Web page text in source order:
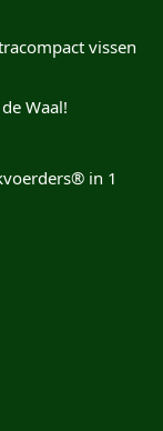
vissen
Waal!
in 1